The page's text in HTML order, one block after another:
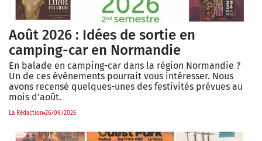
Août 2026 : Idées de sortie en
camping-car en Normandie
En balade en camping-car dans la région Normandie ?
Un de ces événements pourrait vous intéresser. Nous
avons recensé quelques-unes des festivités prévues au
mois d’août.
La Rédaction 26/06/2026